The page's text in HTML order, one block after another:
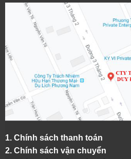
1. Chính sách thanh toán
2. Chính sách vận chuyển